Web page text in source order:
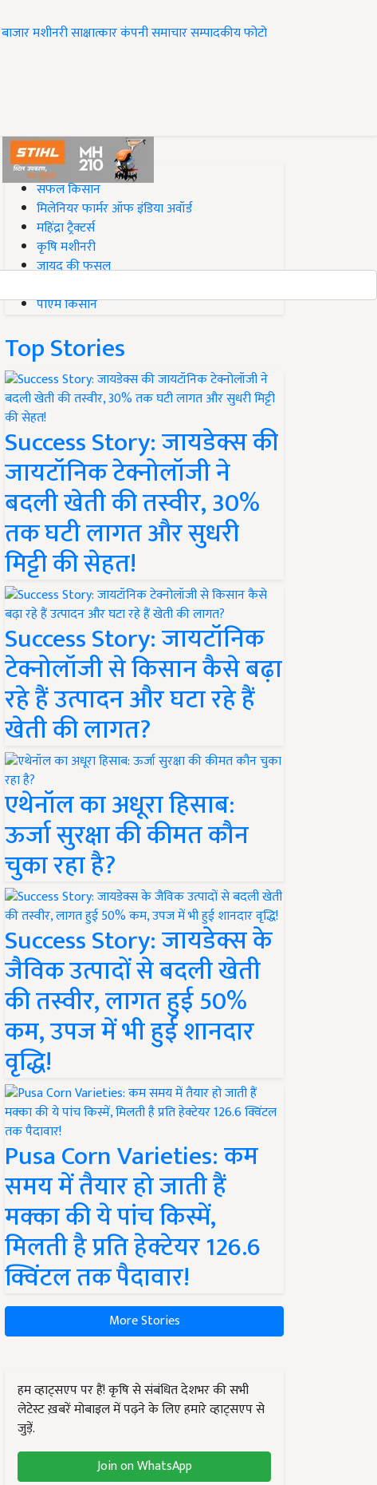
बाजारमशीनरीसाक्षात्कारकंपनी समाचारसम्पादकीयफोटो
#Top on Krishi Jagran
सफल किसान
मिलेनियर फार्मर ऑफ इंडिया अवॉर्ड
महिंद्रा ट्रैक्टर्स
कृषि मशीनरी
जायद की फसल
पीएम किसान
Top Stories
Success Story: जायडेक्स की
जायटॉनिक टेक्नोलॉजी ने
बदली खेती की तस्वीर, 30%
तक घटी लागत और सुधरी
मिट्टी की सेहत!
Success Story: जायटॉनिक
टेक्नोलॉजी से किसान कैसे बढ़ा
रहे हैं उत्पादन और घटा रहे हैं
खेती की लागत?
एथेनॉल का अधूरा हिसाब:
ऊर्जा सुरक्षा की कीमत कौन
चुका रहा है?
Success Story: जायडेक्स के
जैविक उत्पादों से बदली खेती
की तस्वीर, लागत हुई 50%
कम, उपज में भी हुई शानदार
वृद्धि!
Pusa Corn Varieties: कम
समय में तैयार हो जाती हैं
मक्का की ये पांच किस्में,
मिलती है प्रति हेक्टेयर 126.6
क्विंटल तक पैदावार!
More Stories
हम व्हाट्सएप पर हैं! कृषि से संबंधित देशभर की सभी
लेटेस्ट ख़बरें मोबाइल में पढ़ने के लिए हमारे व्हाट्सएप से
जुड़ें.
Join on WhatsApp